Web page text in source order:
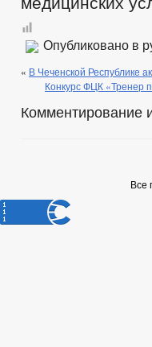
Опубликовано в
« В Чеченской Республике
Конкурс ФЦК «Тренер
Комментирование
Все